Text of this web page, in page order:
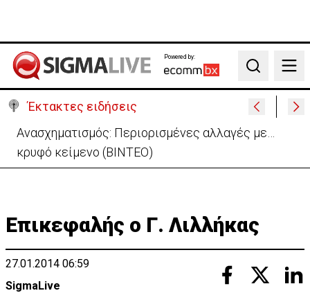
Powered by:
Search
Έκτακτες ειδήσεις
H σημασία της εισόδου της Meridiam για την
ηλεκτρική διασύνδεση Ελλάδας-Κύπρου
Επικεφαλής ο Γ. Λιλλήκας
27.01.2014 06:59
SigmaLive